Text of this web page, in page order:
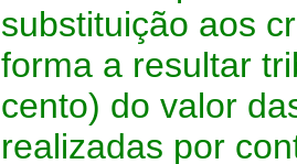
substituição aos
forma a resultar
cento) do valor
realizadas por